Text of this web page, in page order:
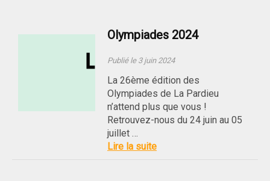
Olympiades 2024
Publié le 3 juin 2024
La 26ème édition des
Olympiades de La Pardieu
n’attend plus que vous !
Retrouvez-nous du 24 juin au 05
juillet …
Lire la suite